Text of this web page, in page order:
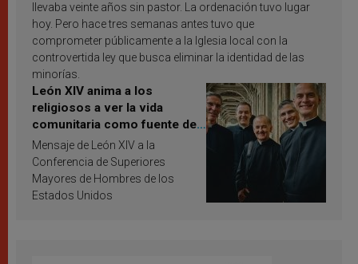
llevaba veinte años sin pastor. La ordenación tuvo lugar
hoy. Pero hace tres semanas antes tuvo que
comprometer públicamente a la Iglesia local con la
controvertida ley que busca eliminar la identidad de las
minorías.
León XIV anima a los
religiosos a ver la vida
comunitaria como fuente de
inspiración y santificación
Mensaje de León XIV a la
Conferencia de Superiores
Mayores de Hombres de los
Estados Unidos